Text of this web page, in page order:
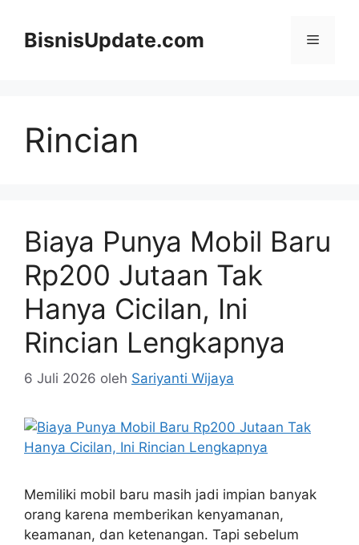
BisnisUpdate.com Menu
Rincian
Biaya Punya Mobil Baru
Rp200 Jutaan Tak
Hanya Cicilan, Ini
Rincian Lengkapnya
6 Juli 2026 oleh Sariyanti Wijaya
Memiliki mobil baru masih jadi impian banyak
orang karena memberikan kenyamanan,
keamanan, dan ketenangan. Tapi sebelum